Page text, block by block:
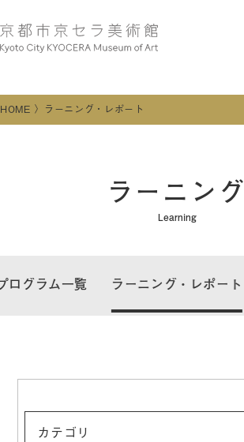
HOME ラーニング・レポート
ラーニング
Learning
ログラム一覧 ラーニング・レポート
カテゴリ